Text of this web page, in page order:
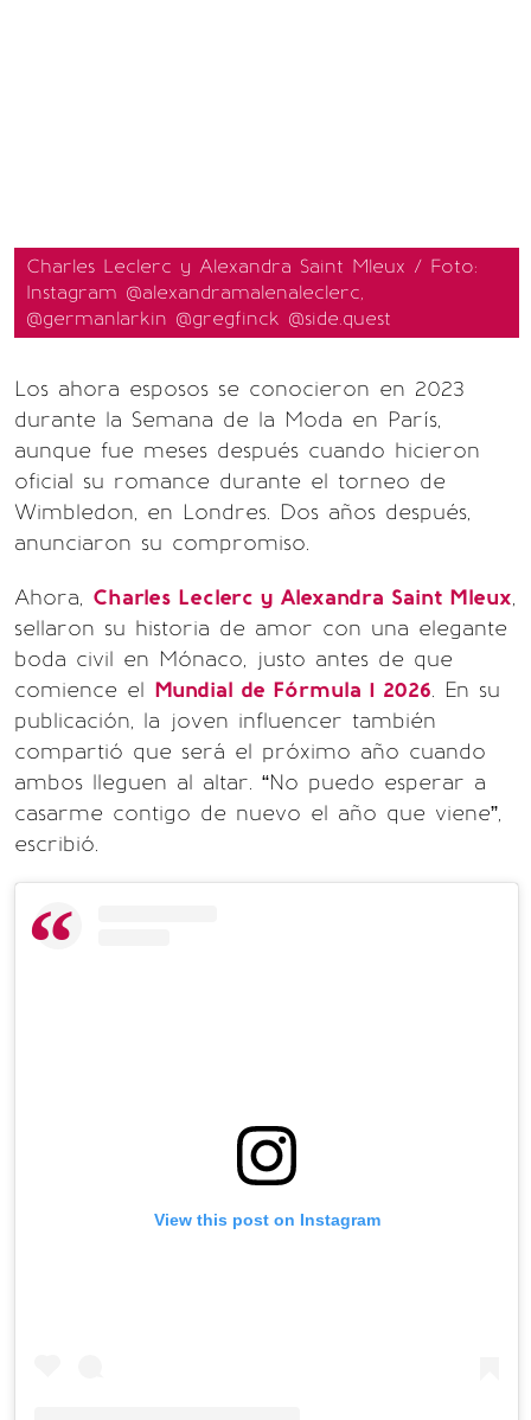
Charles Leclerc y Alexandra Saint Mleux / Foto:
Instagram @alexandramalenaleclerc,
@germanlarkin @gregfinck @side.quest
Los ahora esposos se conocieron en 2023
durante la Semana de la Moda en París,
aunque fue meses después cuando hicieron
oficial su romance durante el torneo de
Wimbledon, en Londres. Dos años después,
anunciaron su compromiso.
Ahora, Charles Leclerc y Alexandra Saint Mleux,
sellaron su historia de amor con una elegante
boda civil en Mónaco, justo antes de que
comience el Mundial de Fórmula 1 2026. En su
publicación, la joven influencer también
compartió que será el próximo año cuando
ambos lleguen al altar. “No puedo esperar a
casarme contigo de nuevo el año que viene”,
escribió.
View this post on Instagram